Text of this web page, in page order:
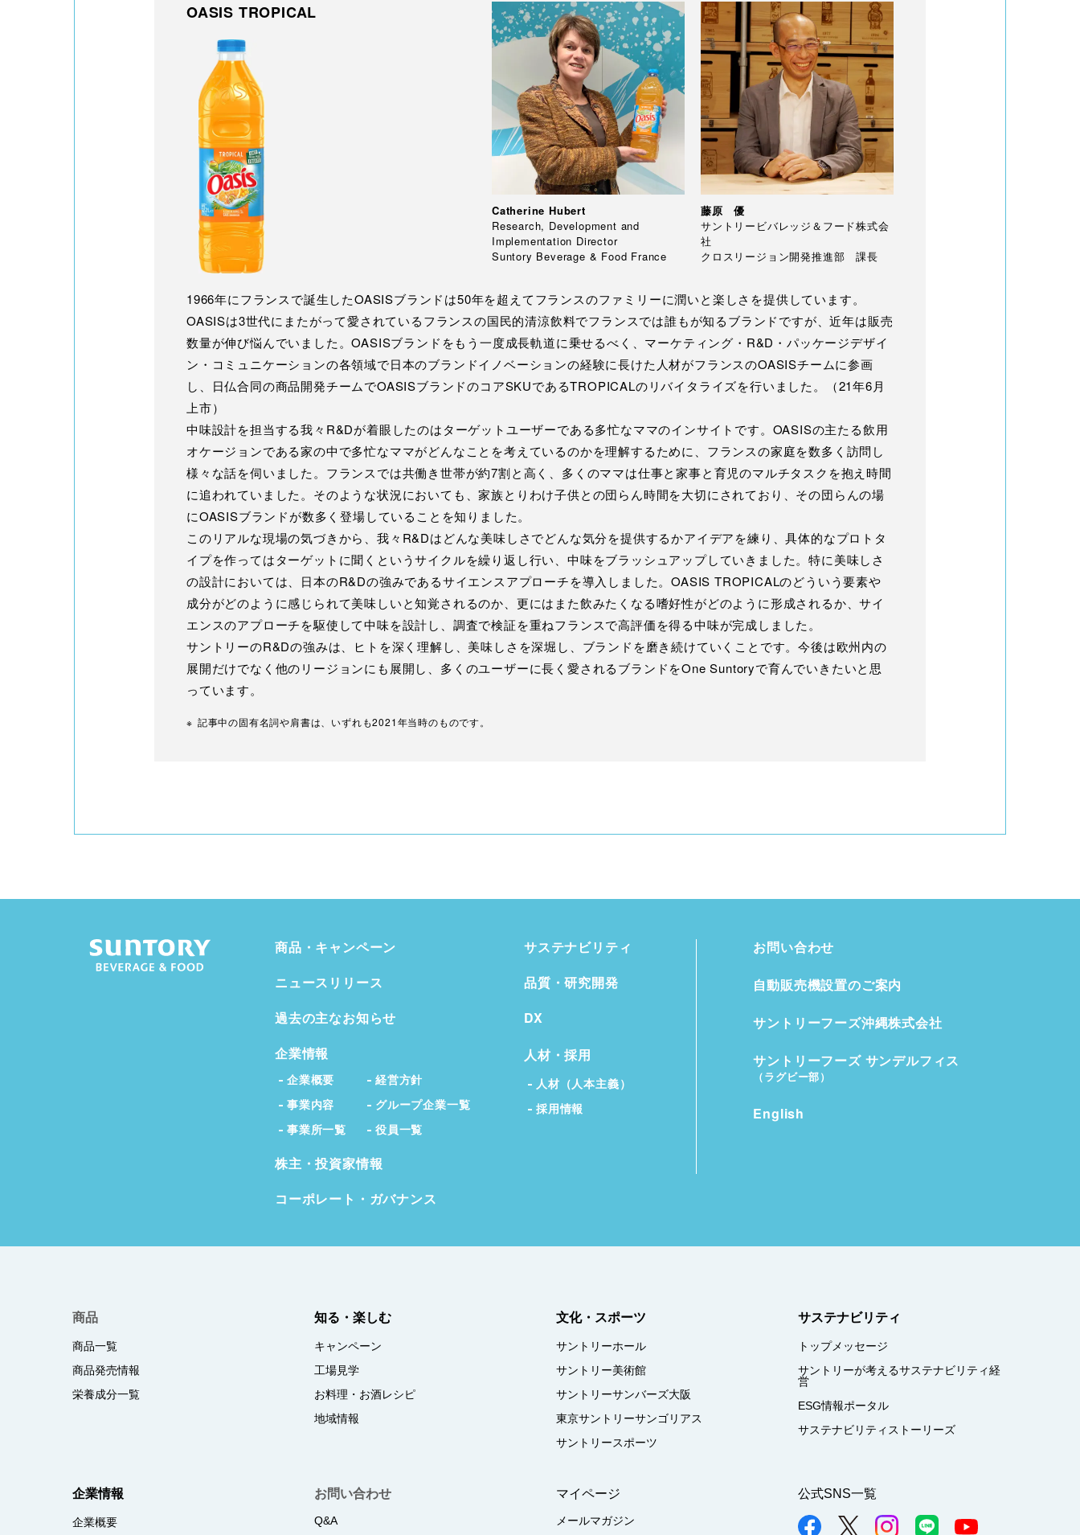
OASIS TROPICAL
Catherine Hubert
Research, Development and
Implementation Director
Suntory Beverage & Food France
藤原 優
サントリービバレッジ＆フード株式会
社
クロスリージョン開発推進部 課長
1966年にフランスで誕生したOASISブランドは50年を超えてフランスのファミリーに潤いと楽しさを提供しています。
OASISは3世代にまたがって愛されているフランスの国民的清涼飲料でフランスでは誰もが知るブランドですが、近年は販売
数量が伸び悩んでいました。OASISブランドをもう一度成長軌道に乗せるべく、マーケティング・R&D・パッケージデザイ
ン・コミュニケーションの各領域で日本のブランドイノベーションの経験に長けた人材がフランスのOASISチームに参画
し、日仏合同の商品開発チームでOASISブランドのコアSKUであるTROPICALのリバイタライズを行いました。（21年6月
上市）
中味設計を担当する我々R&Dが着眼したのはターゲットユーザーである多忙なママのインサイトです。OASISの主たる飲用
オケージョンである家の中で多忙なママがどんなことを考えているのかを理解するために、フランスの家庭を数多く訪問し
様々な話を伺いました。フランスでは共働き世帯が約7割と高く、多くのママは仕事と家事と育児のマルチタスクを抱え時間
に追われていました。そのような状況においても、家族とりわけ子供との団らん時間を大切にされており、その団らんの場
にOASISブランドが数多く登場していることを知りました。
このリアルな現場の気づきから、我々R&Dはどんな美味しさでどんな気分を提供するかアイデアを練り、具体的なプロトタ
イプを作ってはターゲットに聞くというサイクルを繰り返し行い、中味をブラッシュアップしていきました。特に美味しさ
の設計においては、日本のR&Dの強みであるサイエンスアプローチを導入しました。OASIS TROPICALのどういう要素や
成分がどのように感じられて美味しいと知覚されるのか、更にはまた飲みたくなる嗜好性がどのように形成されるか、サイ
エンスのアプローチを駆使して中味を設計し、調査で検証を重ねフランスで高評価を得る中味が完成しました。
サントリーのR&Dの強みは、ヒトを深く理解し、美味しさを深堀し、ブランドを磨き続けていくことです。今後は欧州内の
展開だけでなく他のリージョンにも展開し、多くのユーザーに長く愛されるブランドをOne Suntoryで育んでいきたいと思
っています。
※ 記事中の固有名詞や肩書は、いずれも2021年当時のものです。
商品・キャンペーン
ニュースリリース
過去の主なお知らせ
企業情報
企業概要
経営方針
事業内容
グループ企業一覧
事業所一覧
役員一覧
株主・投資家情報
コーポレート・ガバナンス
サステナビリティ
品質・研究開発
DX
人材・採用
人材（人本主義）
採用情報
お問い合わせ
自動販売機設置のご案内
サントリーフーズ沖縄株式会社
サントリーフーズ サンデルフィス
（ラグビー部）
English
商品
商品一覧
商品発売情報
栄養成分一覧
知る・楽しむ
キャンペーン
工場見学
お料理・お酒レシピ
地域情報
文化・スポーツ
サントリーホール
サントリー美術館
サントリーサンバーズ大阪
東京サントリーサンゴリアス
サントリースポーツ
サステナビリティ
トップメッセージ
サントリーが考えるサステナビリティ経
営
ESG情報ポータル
サステナビリティストーリーズ
企業情報
企業概要
お問い合わせ
Q&A
マイページ
メールマガジン
公式SNS一覧